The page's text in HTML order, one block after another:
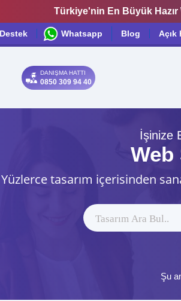
Türkiye'nin En Büyük
Destek Whatsapp Blog Açık
DANIŞMA HATTI
0850 309 94 40
İşinize
Yüzlerce tasarım içerisinden
Şu